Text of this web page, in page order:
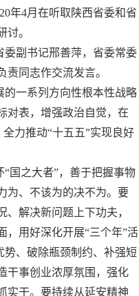
年4月在听取陕西省委和省
。
副书记邢善萍，省委常委
同志作交流发言。
一系列方向性根本性战略
对表，增强政治自觉，在
力推动“十五五”实现良好
“国之大者”，善于把握事物
为、不该为的决不为。要
解决新问题上下功夫，
，用好深化开展“三个年”活
势、破除瓶颈制约、补强短
干事创业浓厚氛围，强化
实干。要持续从延安精神